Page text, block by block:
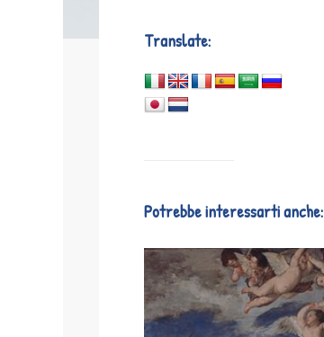
Translate:
Potrebbe interessarti anche: